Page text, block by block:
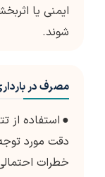
ایمنی یا
شوند.
مصرف در
● استفاده از
دقت مورد توجه
خطرات